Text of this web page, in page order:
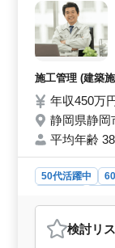
プも可能です
日祝日もしっ
年始、有給休
時間と少なめ
けます。また
ランまで幅広
施工管理 (建築
年収450万
静岡県静岡
平均年齢
50代活躍中
おすすめポ
＜経験豊富な
検討リ